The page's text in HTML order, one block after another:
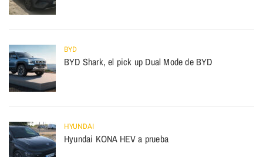
BYD
BYD Shark, el pick up Dual Mode de BYD
HYUNDAI
Hyundai KONA HEV a prueba